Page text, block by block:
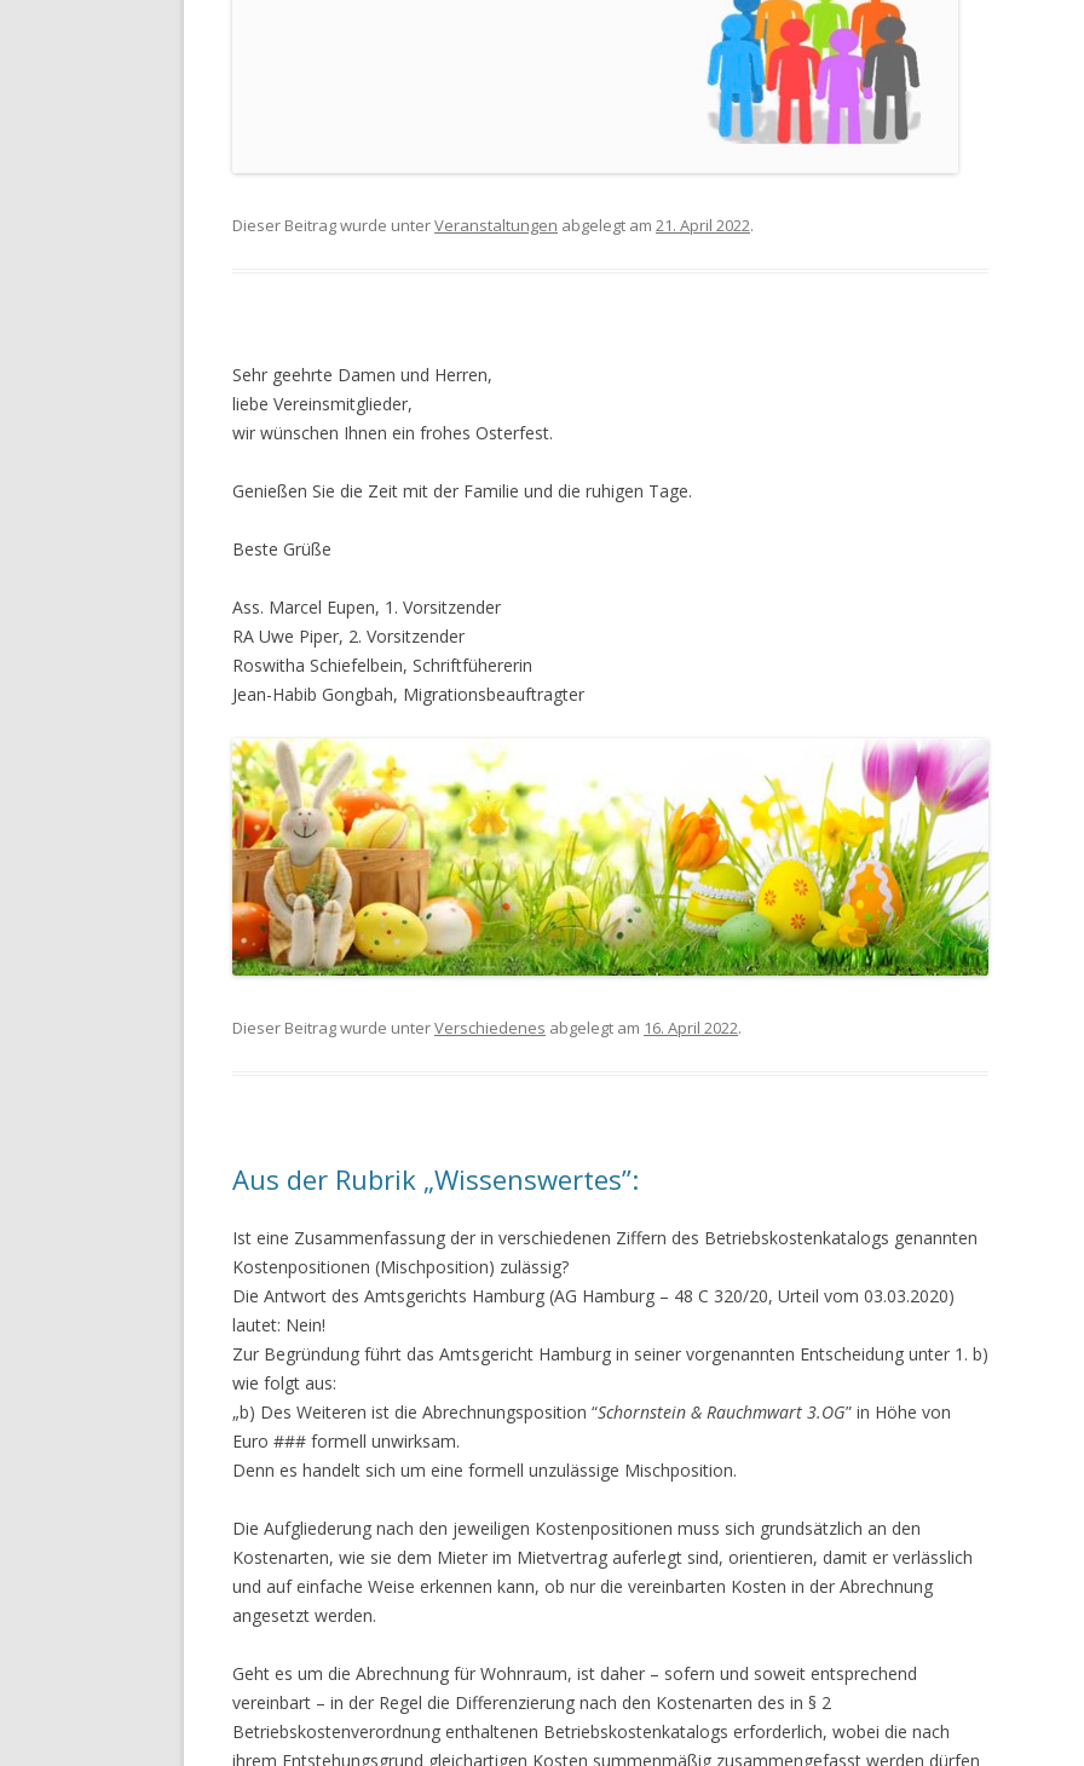
Dieser Beitrag wurde unterVeranstaltungen abgelegt am 21. April 2022.
Sehr geehrte Damen und Herren,
liebe Vereinsmitglieder,
wir wünschen Ihnen ein frohes Osterfest.
Genießen Sie die Zeit mit der Familie und die ruhigen Tage.
Beste Grüße
Ass. Marcel Eupen, 1. Vorsitzender
RA Uwe Piper, 2. Vorsitzender
Roswitha Schiefelbein, Schriftfühererin
Jean-Habib Gongbah, Migrationsbeauftragter
Dieser Beitrag wurde unterVerschiedenes abgelegt am 16. April 2022.
Aus der Rubrik „Wissenswertes”:
Ist eine Zusammenfassung der in verschiedenen Ziffern des Betriebskostenkatalogs genannten
Kostenpositionen (Mischposition) zulässig?
Die Antwort des Amtsgerichts Hamburg (AG Hamburg – 48 C 320/20, Urteil vom 03.03.2020)
lautet: Nein!
Zur Begründung führt das Amtsgericht Hamburg in seiner vorgenannten Entscheidung unter 1. b)
wie folgt aus:
„b) Des Weiteren ist die Abrechnungsposition “Schornstein & Rauchmwart 3.OG” in Höhe von
Euro ### formell unwirksam.
Denn es handelt sich um eine formell unzulässige Mischposition.
Die Aufgliederung nach den jeweiligen Kostenpositionen muss sich grundsätzlich an den
Kostenarten, wie sie dem Mieter im Mietvertrag auferlegt sind, orientieren, damit er verlässlich
und auf einfache Weise erkennen kann, ob nur die vereinbarten Kosten in der Abrechnung
angesetzt werden.
Geht es um die Abrechnung für Wohnraum, ist daher – sofern und soweit entsprechend
vereinbart – in der Regel die Differenzierung nach den Kostenarten des in § 2
Betriebskostenverordnung enthaltenen Betriebskostenkatalogs erforderlich, wobei die nach
ihrem Entstehungsgrund gleichartigen Kosten summenmäßig zusammengefasst werden dürfen